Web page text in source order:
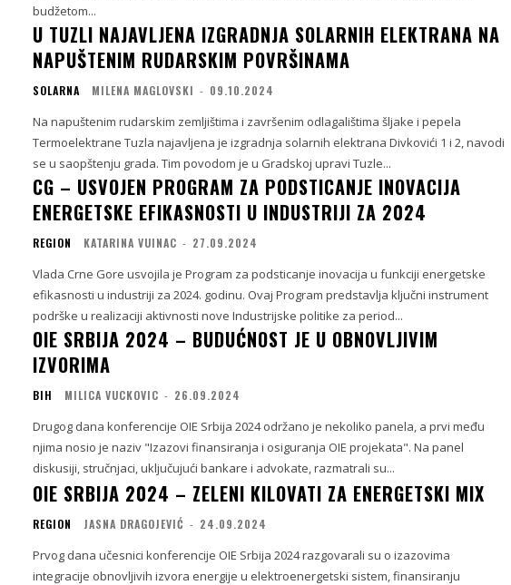
budžetom...
U TUZLI NAJAVLJENA IZGRADNJA SOLARNIH ELEKTRANA NA
NAPUŠTENIM RUDARSKIM POVRŠINAMA
SOLARNA MILENA MAGLOVSKI - 09.10.2024
Na napuštenim rudarskim zemljištima i završenim odlagalištima šljake i pepela
Termoelektrane Tuzla najavljena je izgradnja solarnih elektrana Divkovići 1 i 2, navodi
se u saopštenju grada. Tim povodom je u Gradskoj upravi Tuzle...
CG – USVOJEN PROGRAM ZA PODSTICANJE INOVACIJA
ENERGETSKE EFIKASNOSTI U INDUSTRIJI ZA 2024
REGION KATARINA VUINAC - 27.09.2024
Vlada Crne Gore usvojila je Program za podsticanje inovacija u funkciji energetske
efikasnosti u industriji za 2024. godinu. Ovaj Program predstavlja ključni instrument
podrške u realizaciji aktivnosti nove Industrijske politike za period...
OIE SRBIJA 2024 – BUDUĆNOST JE U OBNOVLJIVIM
IZVORIMA
BIH MILICA VUCKOVIC - 26.09.2024
Drugog dana konferencije OIE Srbija 2024 održano je nekoliko panela, a prvi među
njima nosio je naziv "Izazovi finansiranja i osiguranja OIE projekata". Na panel
diskusiji, stručnjaci, uključujući bankare i advokate, razmatrali su...
OIE SRBIJA 2024 – ZELENI KILOVATI ZA ENERGETSKI MIX
REGION JASNA DRAGOJEVIĆ - 24.09.2024
Prvog dana učesnici konferencije OIE Srbija 2024 razgovarali su o izazovima
integracije obnovljivih izvora energije u elektroenergetski sistem, finansiranju